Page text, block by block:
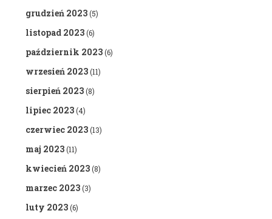
grudzień 2023(5)
listopad 2023(6)
październik 2023(6)
wrzesień 2023(11)
sierpień 2023(8)
lipiec 2023(4)
czerwiec 2023(13)
maj 2023(11)
kwiecień 2023(8)
marzec 2023(3)
luty 2023(6)